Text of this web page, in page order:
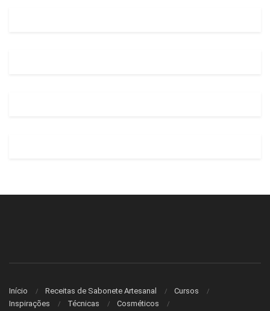
Início Receitas de Sabonete Artesanal
Cursos
Inspirações
Técnicas Cosméticos